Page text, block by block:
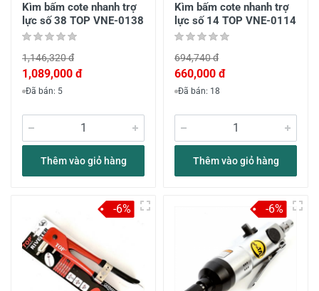
Kìm bấm cote nhanh trợ
lực số 38 TOP VNE-0138
1,146,320 đ
1,089,000 đ
Đã bán: 5
Thêm vào giỏ hàng
Kìm bấm cote nhanh trợ
lực số 14 TOP VNE-0114
694,740 đ
660,000 đ
Đã bán: 18
Thêm vào giỏ hàng
-6% -6%